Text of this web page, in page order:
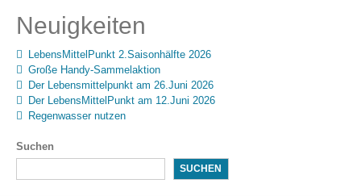
Neuigkeiten
LebensMittelPunkt 2.Saisonhälfte 2026
Große Handy-Sammelaktion
Der Lebensmittelpunkt am 26.Juni 2026
Der LebensMittelPunkt am 12.Juni 2026
Regenwasser nutzen
Suchen
SUCHEN